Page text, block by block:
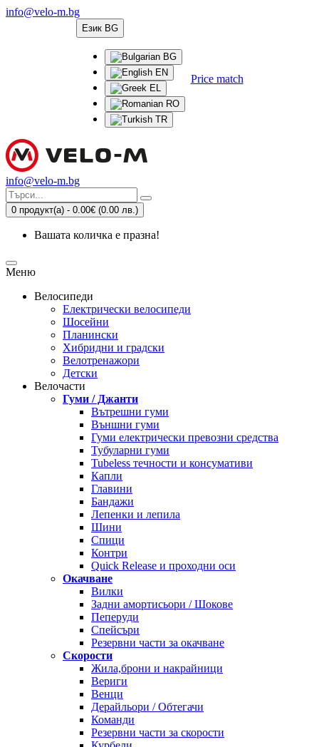
info@velo-m.bg
Език BG
BG
EN
EL
RO
TR
Price match
info@velo-m.bg
0 продукт(а) - 0.00€ (0.00 лв.)
Вашата количка е празна!
Меню
Велосипеди
Електрически велосипеди
Шосейни
Планински
Хибридни и градски
Велотренажори
Детски
Велочасти
Гуми / Джанти
Вътрешни гуми
Външни гуми
Гуми електрически превозни средства
Тубуларни гуми
Tubeless течности и консумативи
Капли
Главини
Бандажи
Лепенки и лепила
Шини
Спици
Контри
Quick Release и проходни оси
Окачване
Вилки
Задни амортисьори / Шокове
Пеперуди
Спейсъри
Резервни части за окачване
Скорости
Жила,брони и накрайници
Вериги
Венци
Дерайльори / Обтегачи
Команди
Резервни части за скорости